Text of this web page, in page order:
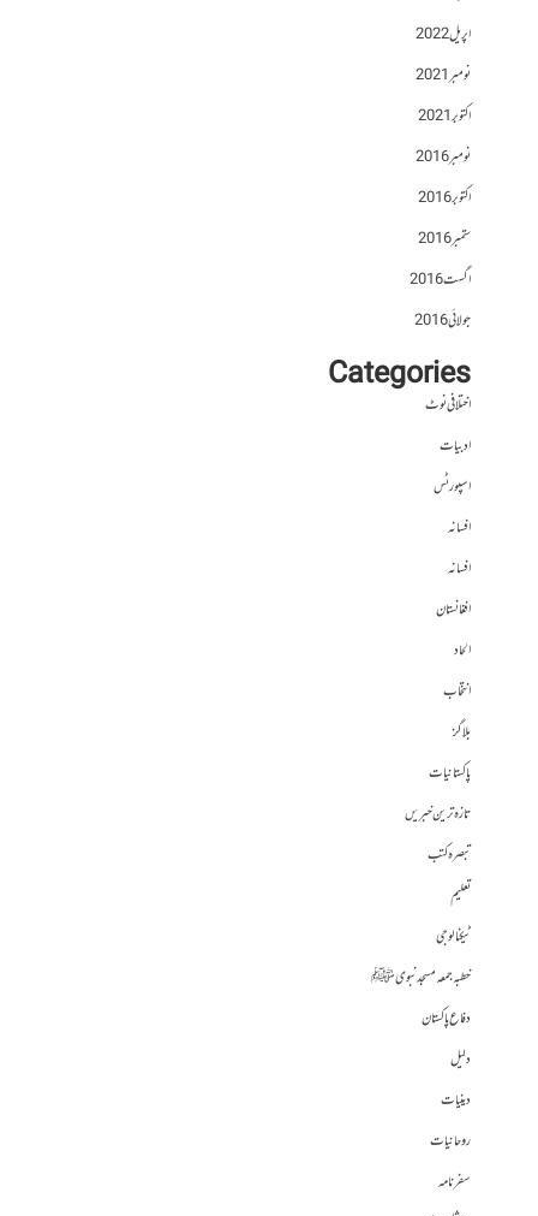
اپریل 2022
نومبر 2021
اکتوبر 2021
نومبر 2016
اکتوبر 2016
ستمبر 2016
اگست 2016
جولائی 2016
Categories
اختلافی نوٹ
ادبیات
اسپورٹس
افسانہ
افسانہ
افغانستان
الحاد
انتخاب
بلاگز
پاکستانیات
تازہ ترین خبریں
تبصرہ کتب
تعلیم
ٹیکنالوجی
خطبہ جمعہ مسجد نبوی ﷺ
دفاع پاکستان
دلیل
دینیات
روحانیات
سفرنامہ